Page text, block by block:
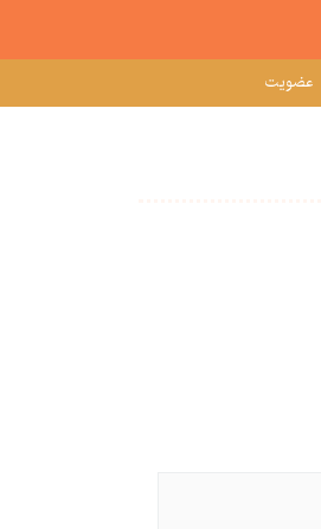
عضویت